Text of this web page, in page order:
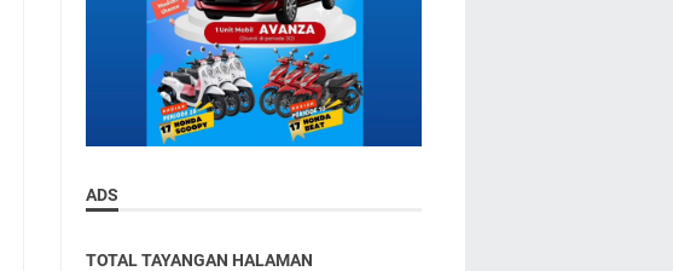
ADS
TOTAL TAYANGAN HALAMAN